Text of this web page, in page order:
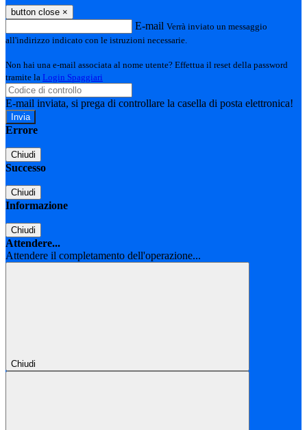
button close ×
E-mail Verrà inviato un messaggio
all'indirizzo indicato con le istruzioni necessarie.
Non hai una e-mail associata al nome utente? Effettua il reset della password
tramite la Login Spaggiari
E-mail inviata, si prega di controllare la casella di posta elettronica!
Errore
Chiudi
Successo
Chiudi
Informazione
Chiudi
Attendere...
Attendere il completamento dell'operazione...
Chiudi